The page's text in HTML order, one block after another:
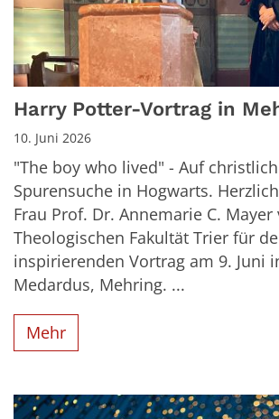
Harry Potter-Vortrag in
10. Juni 2026
"The boy who lived" - Auf
Spurensuche in Hogwarts.
Frau Prof. Dr. Annemarie C.
Theologischen Fakultät Trier für
inspirierenden Vortrag am 9. Juni
Medardus, Mehring. ...
Mehr